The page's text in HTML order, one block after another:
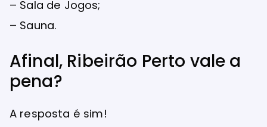
– Sala de Jogos;
– Sauna.
Afinal, Ribeirão Perto vale a
pena?
A resposta é sim!